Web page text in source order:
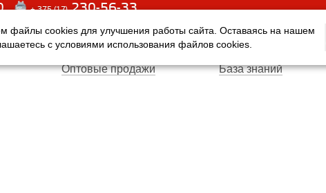
+ 375 (17) 230-56-33
Оплата
Оптовые продажи
Услуги
База знаний
файлы cookies для улучшения работы сайта. Оставаясь на нашем
с условиями использования файлов cookies.